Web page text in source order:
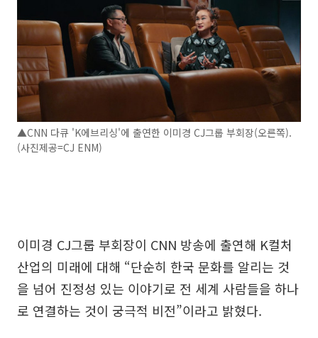
▲CNN 다큐 'K에브리싱'에 출연한 이미경 CJ그룹 부회장(오른쪽).
(사진제공=CJ ENM)
이미경 CJ그룹 부회장이 CNN 방송에 출연해 K컬처
산업의 미래에 대해 “단순히 한국 문화를 알리는 것
을 넘어 진정성 있는 이야기로 전 세계 사람들을 하나
로 연결하는 것이 궁극적 비전”이라고 밝혔다.